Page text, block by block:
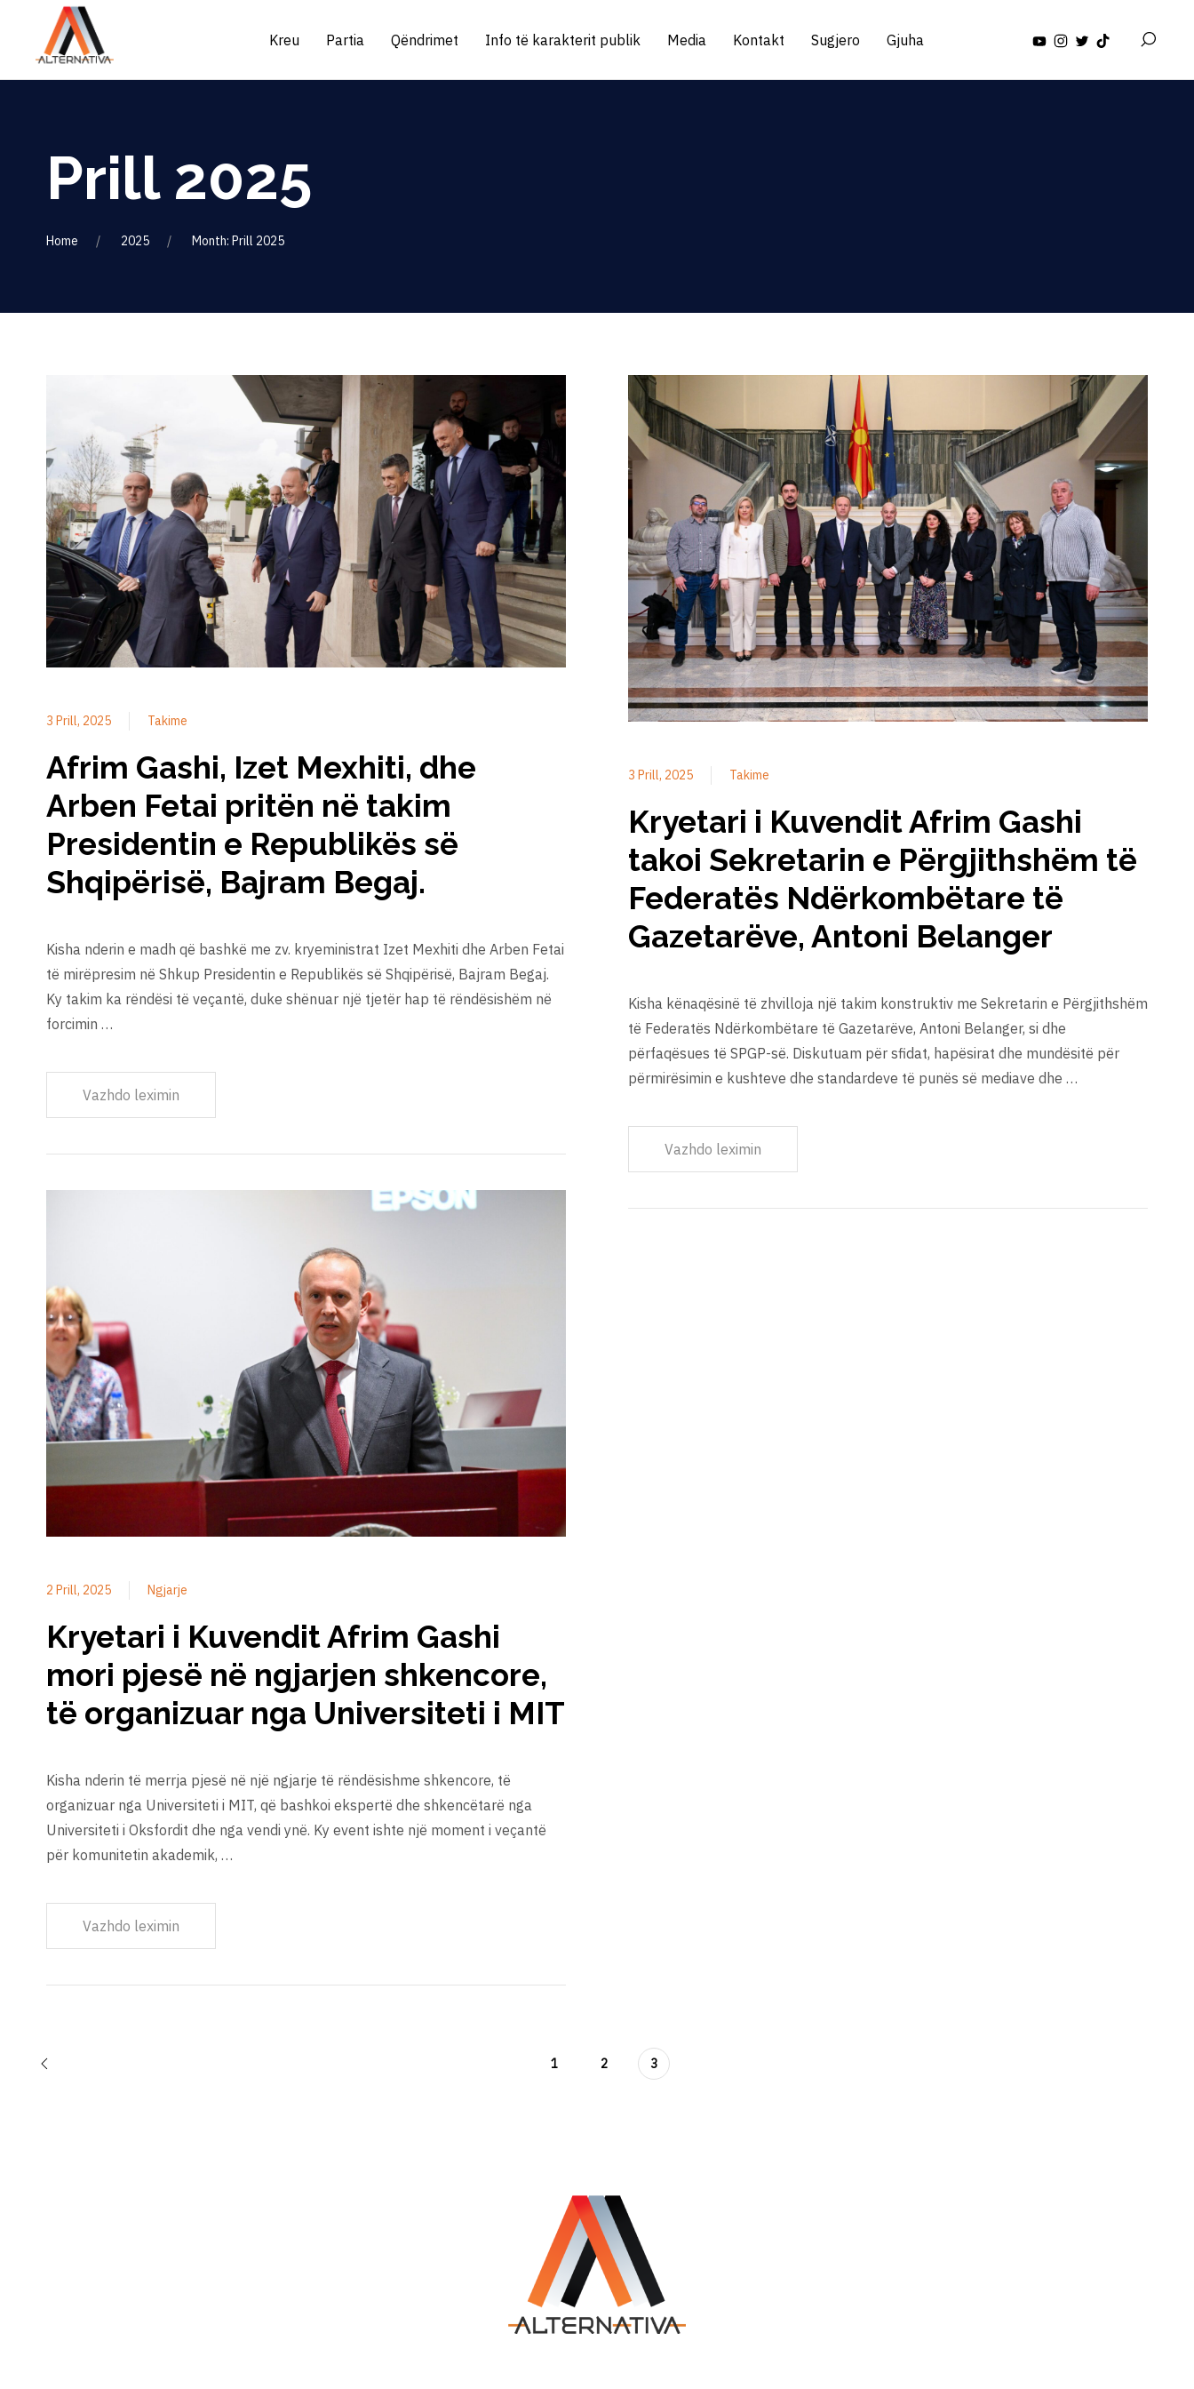
Kreu Partia Qëndrimet Info të karakterit publik Media Kontakt Sugjero Gjuha
Prill 2025
Home 2025 Month: Prill 2025
3 Prill, 2025 Takime
Afrim Gashi, Izet Mexhiti, dhe
Arben Fetai pritën në takim
Presidentin e Republikës së
Shqipërisë, Bajram Begaj.
Kisha nderin e madh që bashkë me zv. kryeministrat Izet Mexhiti dhe Arben Fetai
të mirëpresim në Shkup Presidentin e Republikës së Shqipërisë, Bajram Begaj.
Ky takim ka rëndësi të veçantë, duke shënuar një tjetër hap të rëndësishëm në
forcimin …
Vazhdo leximin
2 Prill, 2025 Ngjarje
Kryetari i Kuvendit Afrim Gashi
mori pjesë në ngjarjen shkencore,
të organizuar nga Universiteti i MIT
Kisha nderin të merrja pjesë në një ngjarje të rëndësishme shkencore, të
organizuar nga Universiteti i MIT, që bashkoi ekspertë dhe shkencëtarë nga
Universiteti i Oksfordit dhe nga vendi ynë. Ky event ishte një moment i veçantë
për komunitetin akademik, …
Vazhdo leximin
3 Prill, 2025 Takime
Kryetari i Kuvendit Afrim Gashi
takoi Sekretarin e Përgjithshëm të
Federatës Ndërkombëtare të
Gazetarëve, Antoni Belanger
Kisha kënaqësinë të zhvilloja një takim konstruktiv me Sekretarin e Përgjithshëm
të Federatës Ndërkombëtare të Gazetarëve, Antoni Belanger, si dhe
përfaqësues të SPGP-së. Diskutuam për sfidat, hapësirat dhe mundësitë për
përmirësimin e kushteve dhe standardeve të punës së mediave dhe …
Vazhdo leximin
1 2 3